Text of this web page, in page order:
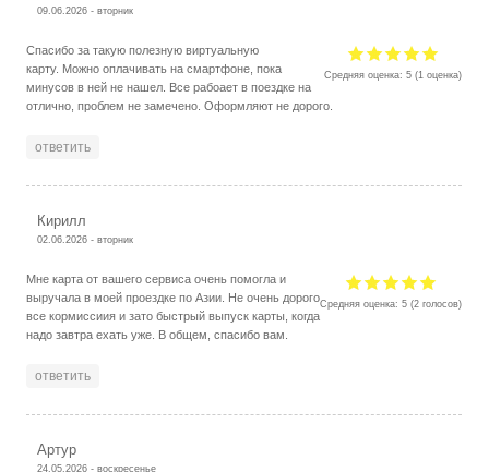
09.06.2026 - вторник
Средняя оценка:5 (1 оценка)
Спасибо за такую полезную виртуальную
карту. Можно оплачивать на смартфоне, пока
минусов в ней не нашел. Все рабоает в поездке на
отлично, проблем не замечено. Оформляют не дорого.
ответить
Кирилл
02.06.2026 - вторник
Средняя оценка:5 (2 голосов)
Мне карта от вашего сервиса очень помогла и
выручала в моей проездке по Азии. Не очень дорого
все кормиссиия и зато быстрый выпуск карты, когда
надо завтра ехать уже. В общем, спасибо вам.
ответить
Артур
24.05.2026 - воскресенье